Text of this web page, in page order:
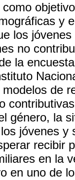
y
los
no
la
de
género, la
jóvenes
recibir
en la
en uno de